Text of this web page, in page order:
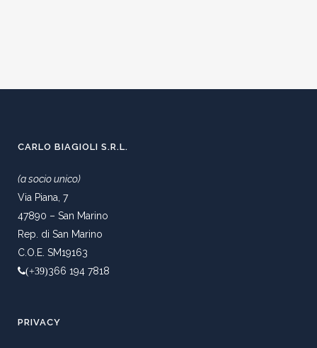
CARLO BIAGIOLI S.R.L.
(a socio unico)
Via Piana, 7
47890 – San Marino
Rep. di San Marino
C.O.E. SM19163
(+39)366 194 7818
PRIVACY